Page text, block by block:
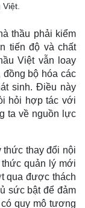
thầu phải kiểm
tiến độ và chất
Việt vẫn loay
đồng bộ hóa các
sinh. Điều này
hỏi hợp tác với
ta về nguồn lực
thức thay đổi nội
quản lý mới
qua được thách
sức bật để đảm
quy mô tương